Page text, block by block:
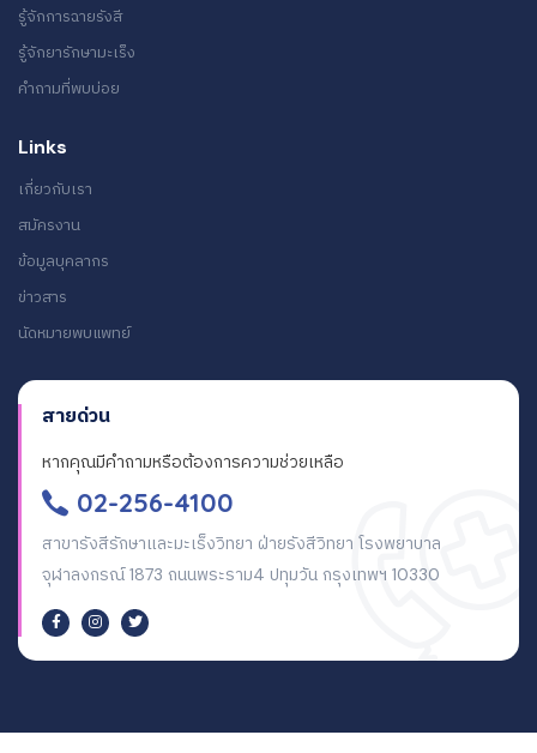
รู้จักการฉายรังสี
รู้จักยารักษามะเร็ง
คำถามที่พบบ่อย
Links
เกี่ยวกับเรา
สมัครงาน
ข้อมูลบุคลากร
ข่าวสาร
นัดหมายพบแพทย์
สายด่วน
หากคุณมีคำถามหรือต้องการความช่วยเหลือ
02-256-4100
สาขารังสีรักษาและมะเร็งวิทยา ฝ่ายรังสีวิทยา โรงพยาบาล
จุฬาลงกรณ์ 1873 ถนนพระราม4 ปทุมวัน กรุงเทพฯ 10330